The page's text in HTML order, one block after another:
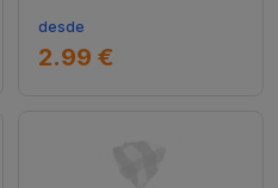
desde
2.99 €